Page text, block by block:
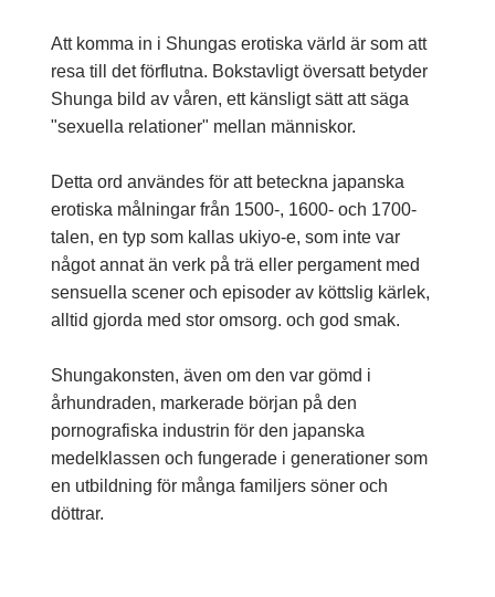
Att komma in i Shungas erotiska värld är som att
resa till det förflutna. Bokstavligt översatt betyder
Shunga bild av våren, ett känsligt sätt att säga
"sexuella relationer" mellan människor.
Detta ord användes för att beteckna japanska
erotiska målningar från 1500-, 1600- och 1700-
talen, en typ som kallas ukiyo-e, som inte var
något annat än verk på trä eller pergament med
sensuella scener och episoder av köttslig kärlek,
alltid gjorda med stor omsorg. och god smak.
Shungakonsten, även om den var gömd i
århundraden, markerade början på den
pornografiska industrin för den japanska
medelklassen och fungerade i generationer som
en utbildning för många familjers söner och
döttrar.